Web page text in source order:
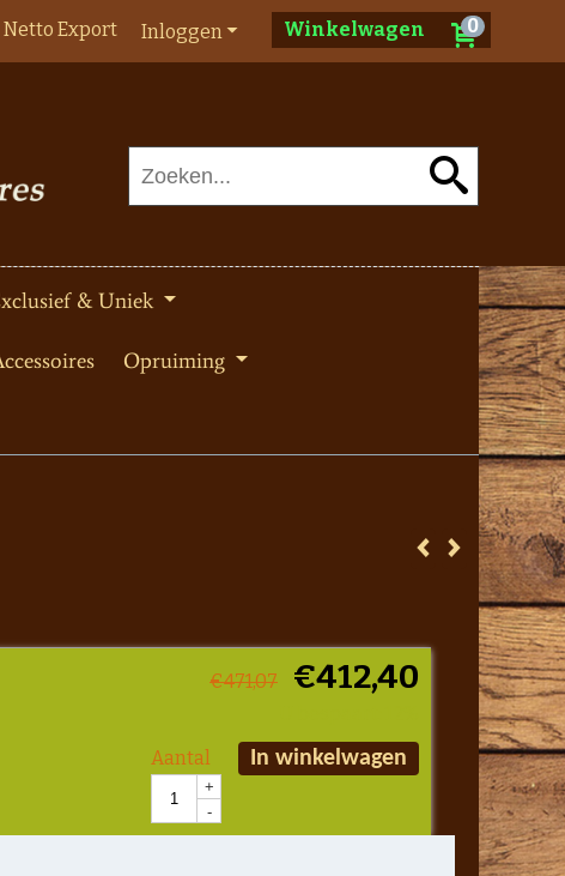
Winkelwagen 0
Inloggen
Netto Export
& Uniek
Opruiming
€471,07 €412,40
Aantal
+
-
In winkelwagen